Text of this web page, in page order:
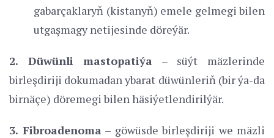
gabarçaklaryň (kistanyň) emele gelmegi bilen
utgaşmagy netijesinde döreýär.
2. Düwünli mastopatiýa – süýt mäzlerinde
birleşdiriji dokumadan ybarat düwünleriň (bir ýa-da
birnäçe) döremegi bilen häsiýetlendirilýär.
3. Fibroadenoma – göwüsde birleşdiriji we mäzli